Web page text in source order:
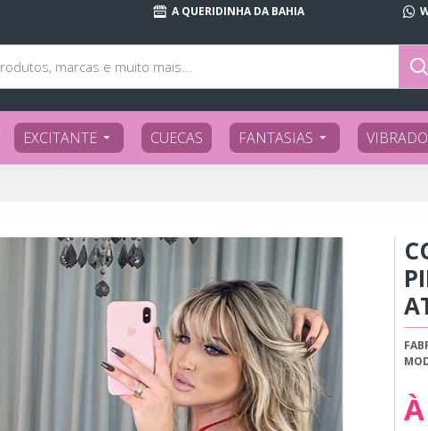
A QUERIDINHA DA BAHIA
EXCITANTE CUECAS FANTASIAS